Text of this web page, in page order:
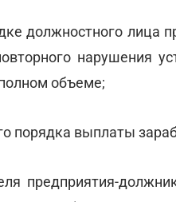
должностного лица
нарушения
объеме;
порядка выплаты
предприятия-